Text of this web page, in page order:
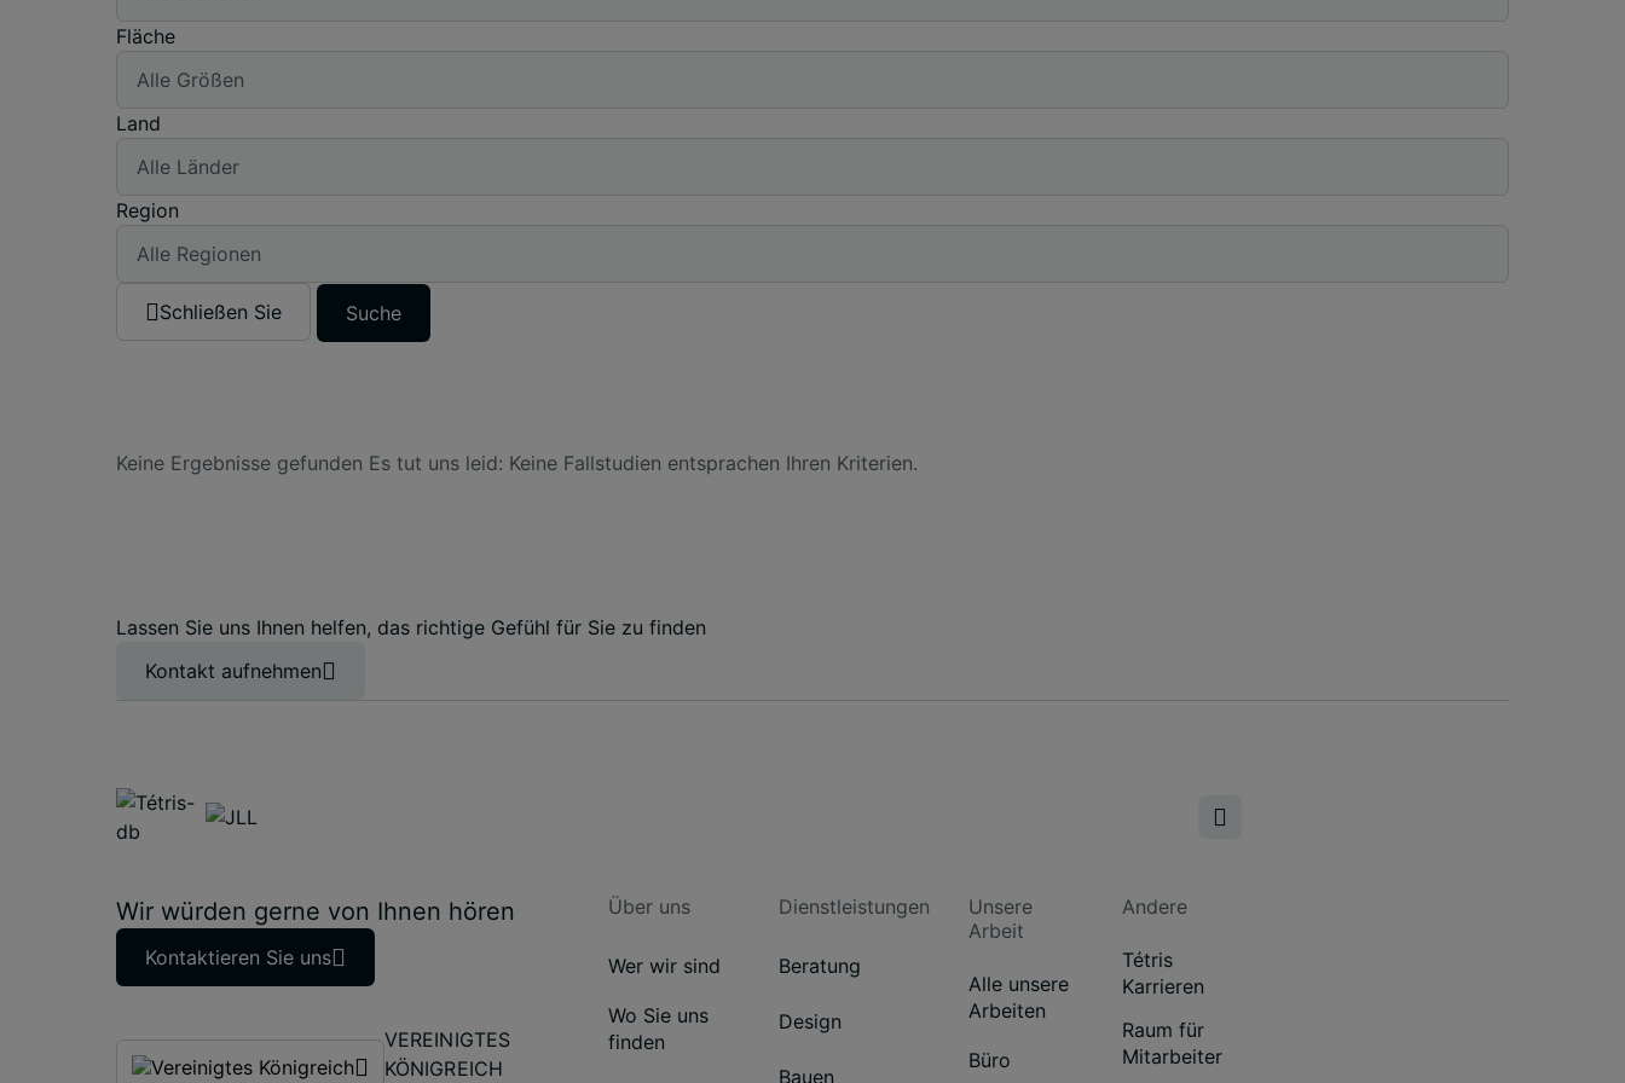
Fläche
Land
Region
Schließen Sie Suche
Keine Ergebnisse gefunden Es tut uns leid: Keine Fallstudien entsprachen Ihren Kriterien.
Lassen Sie uns Ihnen helfen, das richtige Gefühl für Sie zu finden
Kontakt aufnehmen
Über uns
Wer wir sind
Wo Sie uns
finden
Dienstleistungen
Beratung
Design
Bauen
Unsere
Arbeit
Alle unsere
Arbeiten
Büro
Andere
Tétris
Karrieren
Raum für
Mitarbeiter
Wir würden gerne von Ihnen hören
Kontaktieren Sie uns
VEREINIGTES
KÖNIGREICH